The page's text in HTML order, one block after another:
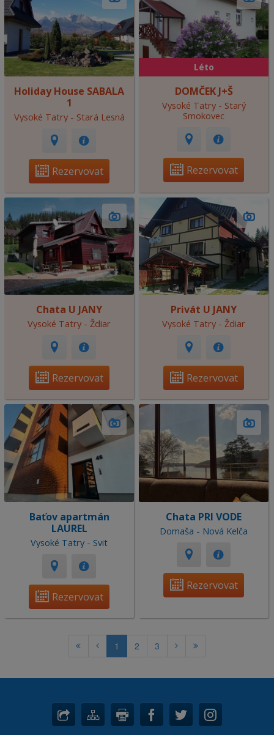
Holiday House SABALA
1
Vysoké Tatry - Stará Lesná
Rezervovat
Léto
DOMČEK J+Š
Vysoké Tatry - Starý
Smokovec
Rezervovat
Chata U JANY
Vysoké Tatry - Ždiar
Rezervovat
Privát U JANY
Vysoké Tatry - Ždiar
Rezervovat
Baťov apartmán
LAUREL
Vysoké Tatry - Svit
Rezervovat
Chata PRI VODE
Domaša - Nová Kelča
Rezervovat
1 2 3